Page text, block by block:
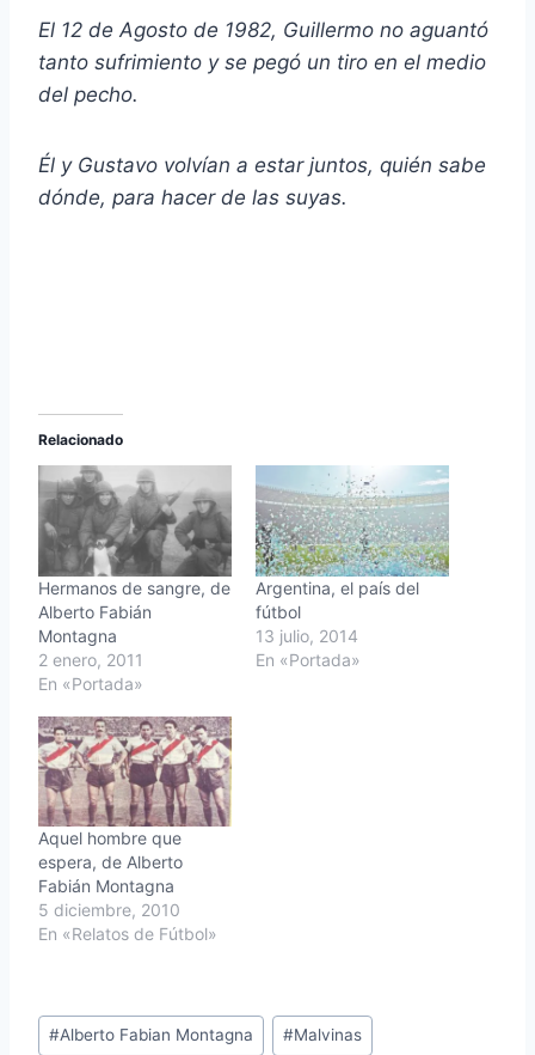
El 12 de Agosto de 1982, Guillermo no aguantó
tanto sufrimiento y se pegó un tiro en el medio
del pecho.
Él y Gustavo volvían a estar juntos, quién sabe
dónde, para hacer de las suyas.
Relacionado
Hermanos de sangre, de
Alberto Fabián
Montagna
2 enero, 2011
En «Portada»
Argentina, el país del
fútbol
13 julio, 2014
En «Portada»
Aquel hombre que
espera, de Alberto
Fabián Montagna
5 diciembre, 2010
En «Relatos de Fútbol»
Etiquetas
#Alberto Fabian Montagna #Malvinas